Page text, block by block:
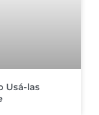
Usá-las